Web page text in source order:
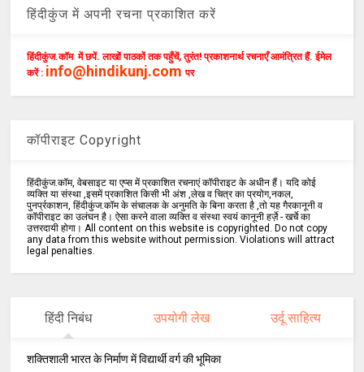
हिंदीकुंज में अपनी रचना प्रकाशित करें
हिंदीकुंज.कॉम में छपें. लाखों पाठकों तक पहुँचें, तुरंत! प्रकाशनार्थ रचनाएँ आमंत्रित हैं. ईमेल
करें : info@hindikunj.com पर
कॉपीराइट Copyright
हिंदीकुंज.कॉम, वेबसाइट या एप्स में प्रकाशित रचनाएं कॉपीराइट के अधीन हैं। यदि कोई
व्यक्ति या संस्था ,इसमें प्रकाशित किसी भी अंश ,लेख व चित्र का प्रयोग,नकल,
पुनर्प्रकाशन, हिंदीकुंज.कॉम के संचालक के अनुमति के बिना करता है ,तो यह गैरकानूनी व
कॉपीराइट का उलंघन है। ऐसा करने वाला व्यक्ति व संस्था स्वयं कानूनी हर्ज़े - खर्चे का
उत्तरदायी होगा। All content on this website is copyrighted. Do not copy
any data from this website without permission. Violations will attract
legal penalties.
हिंदी निबंध उपयोगी लेख उर्दू साहित्य
शक्तिशाली भारत के निर्माण में विद्यार्थी वर्ग की भूमिका